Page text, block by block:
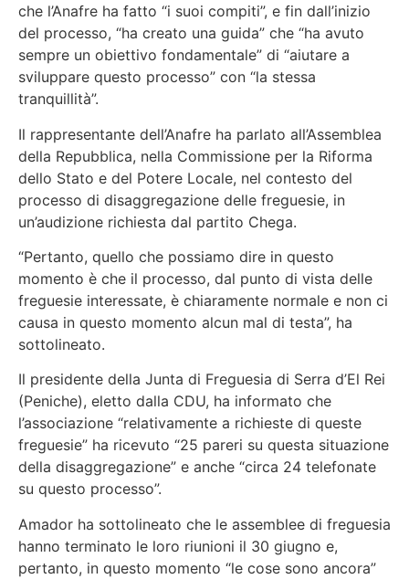
che l’Anafre ha fatto “i suoi compiti”, e fin dall’inizio
del processo, “ha creato una guida” che “ha avuto
sempre un obiettivo fondamentale” di “aiutare a
sviluppare questo processo” con “la stessa
tranquillità”.
Il rappresentante dell’Anafre ha parlato all’Assemblea
della Repubblica, nella Commissione per la Riforma
dello Stato e del Potere Locale, nel contesto del
processo di disaggregazione delle freguesie, in
un’audizione richiesta dal partito Chega.
“Pertanto, quello che possiamo dire in questo
momento è che il processo, dal punto di vista delle
freguesie interessate, è chiaramente normale e non ci
causa in questo momento alcun mal di testa”, ha
sottolineato.
Il presidente della Junta di Freguesia di Serra d’El Rei
(Peniche), eletto dalla CDU, ha informato che
l’associazione “relativamente a richieste di queste
freguesie” ha ricevuto “25 pareri su questa situazione
della disaggregazione” e anche “circa 24 telefonate
su questo processo”.
Amador ha sottolineato che le assemblee di freguesia
hanno terminato le loro riunioni il 30 giugno e,
pertanto, in questo momento “le cose sono ancora”